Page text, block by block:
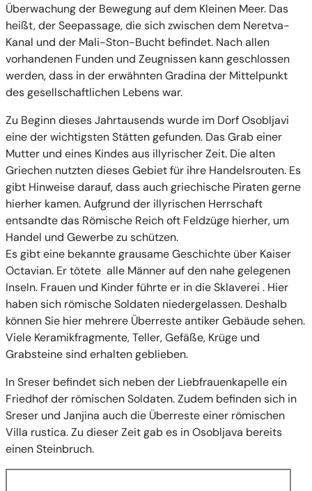
Überwachung der Bewegung auf dem Kleinen Meer. Das
heißt, der Seepassage, die sich zwischen dem Neretva-
Kanal und der Mali-Ston-Bucht befindet. Nach allen
vorhandenen Funden und Zeugnissen kann geschlossen
werden, dass in der erwähnten Gradina der Mittelpunkt
des gesellschaftlichen Lebens war.
Zu Beginn dieses Jahrtausends wurde im Dorf Osobljavi
eine der wichtigsten Stätten gefunden. Das Grab einer
Mutter und eines Kindes aus illyrischer Zeit. Die alten
Griechen nutzten dieses Gebiet für ihre Handelsrouten. Es
gibt Hinweise darauf, dass auch griechische Piraten gerne
hierher kamen. Aufgrund der illyrischen Herrschaft
entsandte das Römische Reich oft Feldzüge hierher, um
Handel und Gewerbe zu schützen.
Es gibt eine bekannte grausame Geschichte über Kaiser
Octavian. Er tötete alle Männer auf den nahe gelegenen
Inseln. Frauen und Kinder führte er in die Sklaverei . Hier
haben sich römische Soldaten niedergelassen. Deshalb
können Sie hier mehrere Überreste antiker Gebäude sehen.
Viele Keramikfragmente, Teller, Gefäße, Krüge und
Grabsteine ​​sind erhalten geblieben.
In Sreser befindet sich neben der Liebfrauenkapelle ein
Friedhof der römischen Soldaten. Zudem befinden sich in
Sreser und Janjina auch die Überreste einer römischen
Villa rustica. Zu dieser Zeit gab es in Osobljava bereits
einen Steinbruch.